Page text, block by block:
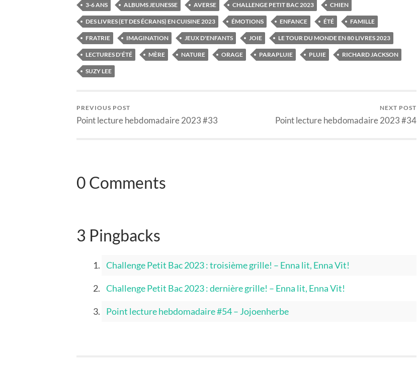
3-6 ANS ALBUMS JEUNESSE AVERSE CHALLENGE PETIT BAC 2023 CHIEN
DES LIVRES (ET DES ÉCRANS) EN CUISINE 2023 ÉMOTIONS ENFANCE ÉTÉ FAMILLE
FRATRIE IMAGINATION JEUX D'ENFANTS JOIE LE TOUR DU MONDE EN 80 LIVRES 2023
LECTURES D'ÉTÉ MÈRE NATURE ORAGE PARAPLUIE PLUIE RICHARD JACKSON
SUZY LEE
PREVIOUS POST
Point lecture hebdomadaire 2023 #33
NEXT POST
Point lecture hebdomadaire 2023 #34
0 Comments
3 Pingbacks
Challenge Petit Bac 2023 : troisième grille! – Enna lit, Enna Vit!
Challenge Petit Bac 2023 : dernière grille! – Enna lit, Enna Vit!
Point lecture hebdomadaire #54 – Jojoenherbe